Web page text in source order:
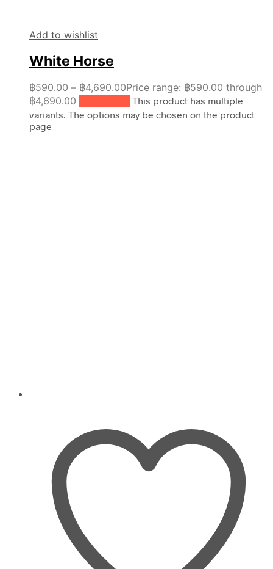
Add to wishlist
White Horse
฿590.00 – ฿4,690.00Price range: ฿590.00 through
฿4,690.00
This product has multiple
variants. The options may be chosen on the product
page